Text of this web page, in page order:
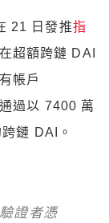
21 日發推指
超額跨鏈 DAI
帳戶
過以 7400 萬
鏈 DAI。
證者憑